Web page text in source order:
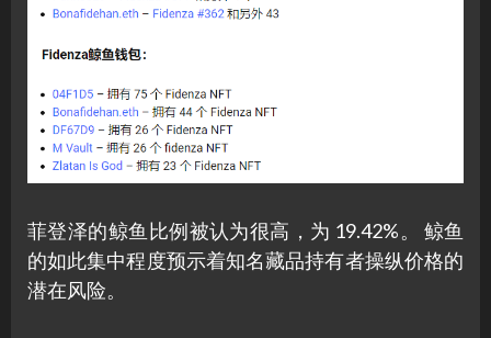
菲登泽的鲸鱼比例被认为很高，为 19.42%。 鲸鱼
的如此集中程度预示着知名藏品持有者操纵价格的
潜在风险。